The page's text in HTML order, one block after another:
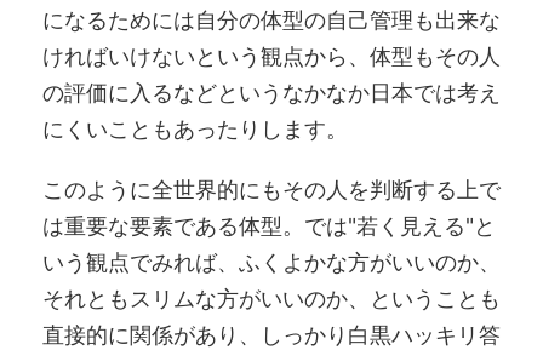
になるためには自分の体型の自己管理も出来な
ければいけないという観点から、体型もその人
の評価に入るなどというなかなか日本では考え
にくいこともあったりします。
このように全世界的にもその人を判断する上で
は重要な要素である体型。では"若く見える"と
いう観点でみれば、ふくよかな方がいいのか、
それともスリムな方がいいのか、ということも
直接的に関係があり、しっかり白黒ハッキリ答